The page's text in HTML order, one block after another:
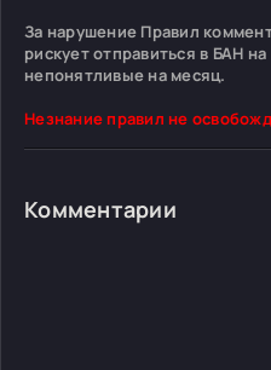
За нарушение Правил
рискует отправиться в БАН
непонятливые на месяц.
Незнание правил не
Комментарии